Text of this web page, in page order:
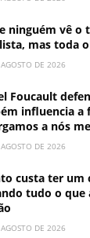
ninguém vê o
mas toda
DE 2026
Foucault
influencia a
a nós
DE 2026
custa ter um
tudo o que
DE 2026